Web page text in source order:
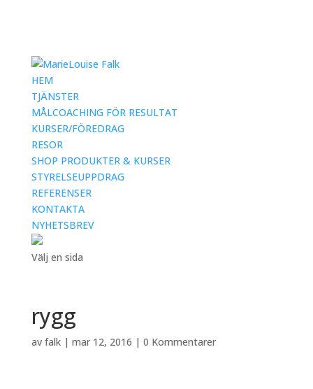
HEM
TJÄNSTER
MÅLCOACHING FÖR RESULTAT
KURSER/FÖREDRAG
RESOR
SHOP PRODUKTER & KURSER
STYRELSEUPPDRAG
REFERENSER
KONTAKTA
NYHETSBREV
Välj en sida
rygg
av falk| mar 12, 2016 | 0 Kommentarer